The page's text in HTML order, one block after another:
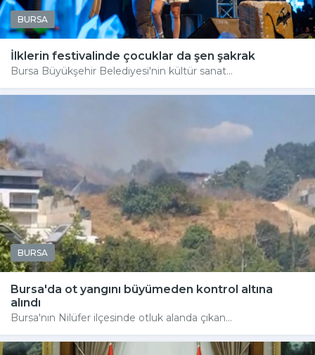
BURSA
İlklerin festivalinde çocuklar da şen şakrak
Bursa Büyükşehir Belediyesi'nin kültür sanat...
BURSA
Bursa'da ot yangını büyümeden kontrol altına
alındı
Bursa'nın Nilüfer ilçesinde otluk alanda çıkan...